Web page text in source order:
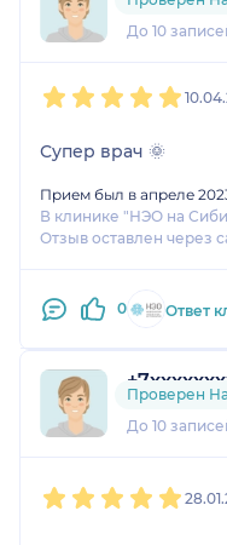
3 отзыва
До 10
Супер врач 🌞
Прием был в апреле
В клинике "НЭО на
Отзыв оставлен через
0 Ответ
6 отзывов
До 10
Проверен